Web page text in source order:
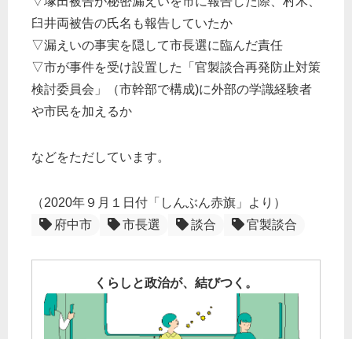
臼井両被告の氏名も報告していたか
▽漏えいの事実を隠して市長選に臨んだ責任
▽市が事件を受け設置した「官製談合再発防止対策
検討委員会」（市幹部で構成)に外部の学識経験者
や市民を加えるか
などをただしています。
（2020年９月１日付「しんぶん赤旗」より）
府中市
市長選 談合 官製談合
くらしと政治が、結びつく。